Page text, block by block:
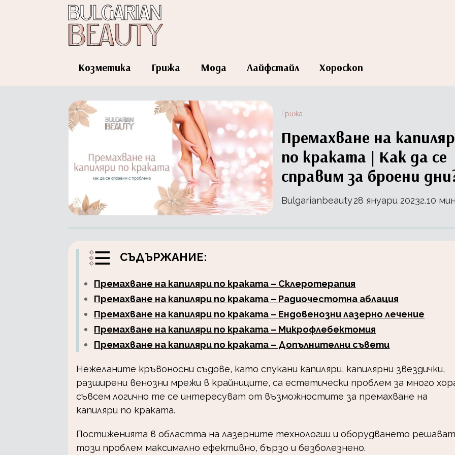
Козметика Грижа Мода Лайфстайл Хороскоп
Грижа
Премахване на
по краката | Как да се
справим за броени
Bulgarianbeauty28 януари 2023г.10
СЪДЪРЖАНИЕ:
Премахване на капиляри по краката – Склеротерапия
Премахване на капиляри по краката – Радиочестотна аблация
Премахване на капиляри по краката – Ендовенозни лазерно лечение
Премахване на капиляри по краката – Микрофлебектомия
Премахване на капиляри по краката – Допълнителни съвети
Нежеланите кръвоносни съдове, като спукани капиляри, капилярни звездички,
разширени венозни мрежи в крайниците, са естетически проблем за много
съвсем логично те се интересуват от възможностите за премахване на
капиляри по краката.
Постиженията в областта на лазерните технологии и оборудването решават
този проблем максимално ефективно, бързо и безболезнено.